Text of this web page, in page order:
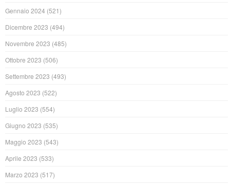
Gennaio 2024 (521)
Dicembre 2023 (494)
Novembre 2023 (485)
Ottobre 2023 (506)
Settembre 2023 (493)
Agosto 2023 (522)
Luglio 2023 (554)
Giugno 2023 (535)
Maggio 2023 (543)
Aprile 2023 (533)
Marzo 2023 (517)